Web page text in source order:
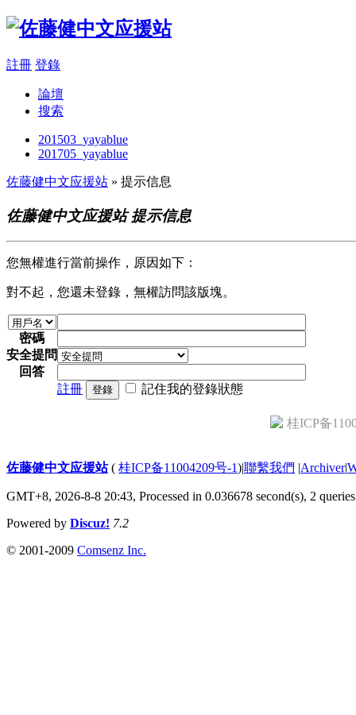
註冊 登錄
論壇
搜索
201503_yayablue
201705_yayablue
佐藤健中文应援站 » 提示信息
佐藤健中文应援站 提示信息
您無權進行當前操作，原因如下：
對不起，您還未登錄，無權訪問該版塊。
密碼
安全提問
回答
註冊
登錄 記住我的登錄狀態
桂ICP备
佐藤健中文应援站( 桂ICP备11004209号-1)|聯繫我們 |Archiver|
GMT+8, 2026-8-8 20:43, Processed in 0.036678 second(s), 2 queries
Powered by Discuz! 7.2
© 2001-2009 Comsenz Inc.